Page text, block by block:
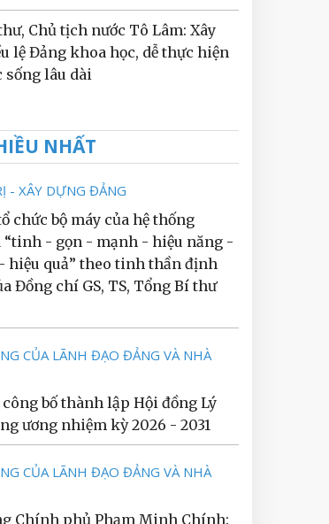
Chủ tịch nước Tô Lâm: Xây
lệ Đảng khoa học, dễ thực hiện
sống lâu dài
NHẤT
- XÂY DỰNG ĐẢNG
chức bộ máy của hệ thống
- gọn - mạnh - hiệu năng -
hiệu quả” theo tinh thần định
Đồng chí GS, TS, Tổng Bí thư
CỦA LÃNH ĐẠO ĐẢNG VÀ NHÀ
bố thành lập Hội đồng Lý
ương nhiệm kỳ 2026 - 2031
CỦA LÃNH ĐẠO ĐẢNG VÀ NHÀ
Chính phủ Phạm Minh Chính: